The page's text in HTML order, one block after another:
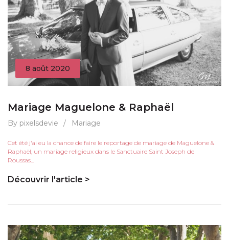
8 août 2020
Mariage Maguelone & Raphaël
By pixelsdevie / Mariage
Cet été j'ai eu la chance de faire le reportage de mariage de Maguelone &
Raphaël, un mariage religieux dans le Sanctuaire Saint Joseph de
Roussas...
Découvrir l'article >